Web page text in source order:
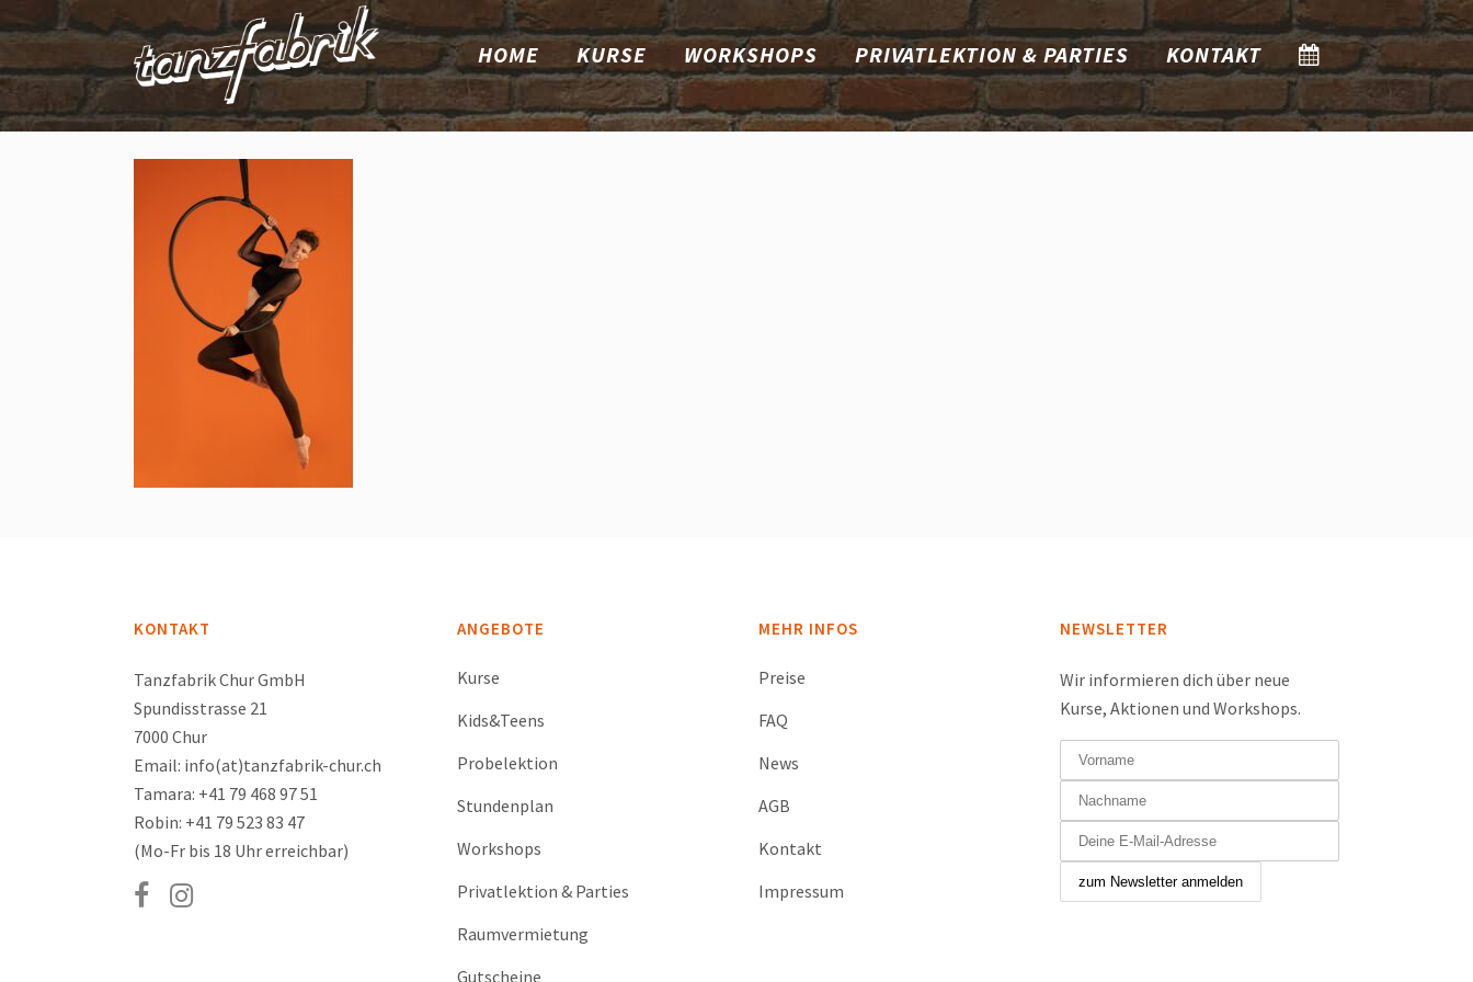
HOME KURSE WORKSHOPS PRIVATLEKTION & PARTIES KONTAKT
KONTAKT
Tanzfabrik Chur GmbH
Spundisstrasse 21
7000 Chur
Email: info(at)tanzfabrik-chur.ch
Tamara: +41 79 468 97 51
Robin: +41 79 523 83 47
(Mo-Fr bis 18 Uhr erreichbar)
ANGEBOTE
Kurse
Kids&Teens
Probelektion
Stundenplan
Workshops
Privatlektion & Parties
Raumvermietung
Gutscheine
MEHR INFOS
Preise
FAQ
News
AGB
Kontakt
Impressum
NEWSLETTER
Wir informieren dich über neue
Kurse, Aktionen und Workshops.